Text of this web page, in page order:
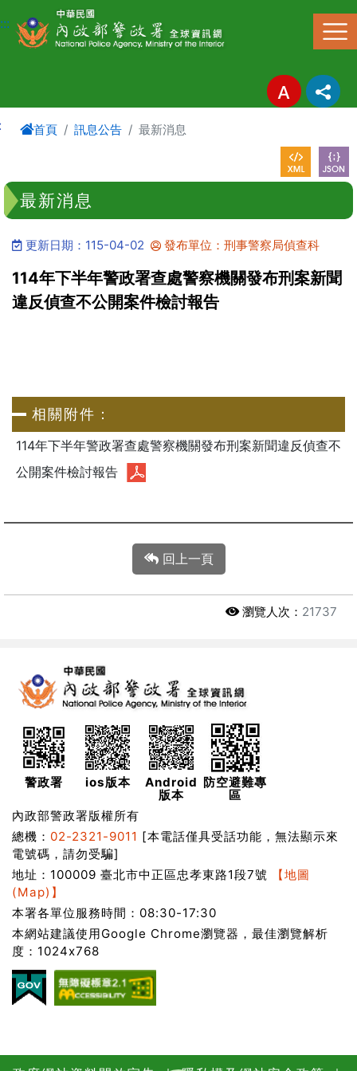
進入內容區塊
:::
首頁 訊息公告 最新消息
最新消息
更新日期：115-04-02 發布單位：刑事警察局偵查科
114年下半年警政署查處警察機關發布刑案新聞
違反偵查不公開案件檢討報告
相關附件：
114年下半年警政署查處警察機關發布刑案新聞違反偵查不
公開案件檢討報告
回上一頁
瀏覽人次： 21737
警政署 ios版本
Android
版本
防空避難專
區
內政部警政署版權所有
總機： 02-2321-9011 [本電話僅具受話功能，無法顯示來
電號碼，請勿受騙]
地址：100009 臺北市中正區忠孝東路1段7號
【地圖
(Map)】
本署各單位服務時間：08:30-17:30
本網站建議使用Google Chrome瀏覽器，最佳瀏覽解析
度：1024x768